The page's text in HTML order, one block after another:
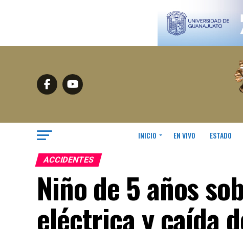
INICIO EN VIVO ESTADO
ACCIDENTES
Niño de 5 años
eléctrica y caída